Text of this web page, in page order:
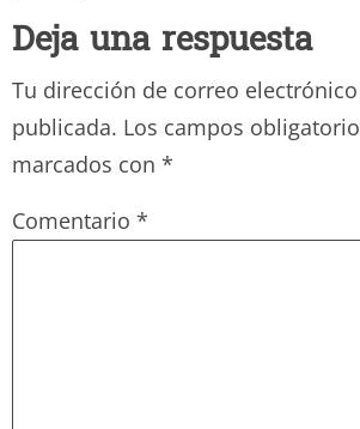
Deja una respuesta
Tu dirección de correo
publicada. Los campos
marcados con *
Comentario *